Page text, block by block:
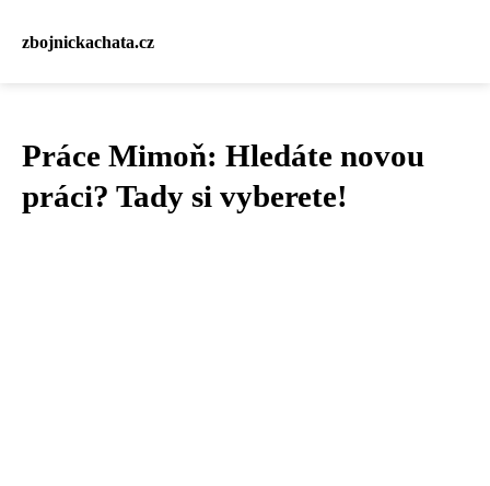
zbojnickachata.cz
Práce Mimoň: Hledáte novou
práci? Tady si vyberete!